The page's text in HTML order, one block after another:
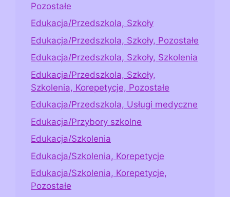
Pozostałe
Edukacja/Przedszkola, Szkoły
Edukacja/Przedszkola, Szkoły, Pozostałe
Edukacja/Przedszkola, Szkoły, Szkolenia
Edukacja/Przedszkola, Szkoły,
Szkolenia, Korepetycje, Pozostałe
Edukacja/Przedszkola, Usługi medyczne
Edukacja/Przybory szkolne
Edukacja/Szkolenia
Edukacja/Szkolenia, Korepetycje
Edukacja/Szkolenia, Korepetycje,
Pozostałe